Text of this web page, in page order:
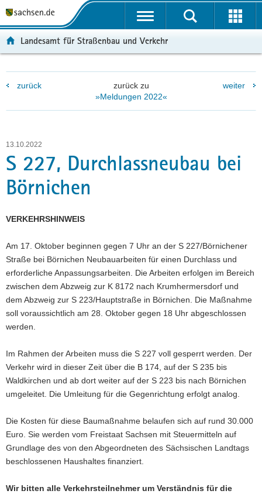
t
l
e
g
r
e
i
f
n
e
N
a
v
i
g
a
i
o
n
t
l
v
g
a
t
i
o
p
i
a
t
t
r
n
o
r
m
a
t
o
t
r
e
e
i
c
h
Landesamt für Straßenbau und Verkehr
zurück
zurück zu
»Meldungen 2022«
weiter
13.10.2022
S 227, Durchlassneubau bei
Börnichen
VERKEHRSHINWEIS
Am 17. Oktober beginnen gegen 7 Uhr an der S 227/Börnichener
Straße bei Börnichen Neubauarbeiten für einen Durchlass und
erforderliche Anpassungsarbeiten. Die Arbeiten erfolgen im Bereich
zwischen dem Abzweig zur K 8172 nach Krumhermersdorf und
dem Abzweig zur S 223/Hauptstraße in Börnichen. Die Maßnahme
soll voraussichtlich am 28. Oktober gegen 18 Uhr abgeschlossen
werden.
Im Rahmen der Arbeiten muss die S 227 voll gesperrt werden. Der
Verkehr wird in dieser Zeit über die B 174, auf der S 235 bis
Waldkirchen und ab dort weiter auf der S 223 bis nach Börnichen
umgeleitet. Die Umleitung für die Gegenrichtung erfolgt analog.
Die Kosten für diese Baumaßnahme belaufen sich auf rund 30.000
Euro. Sie werden vom Freistaat Sachsen mit Steuermitteln auf
Grundlage des von den Abgeordneten des Sächsischen Landtags
beschlossenen Haushaltes finanziert.
Wir bitten alle Verkehrsteilnehmer um Verständnis für die